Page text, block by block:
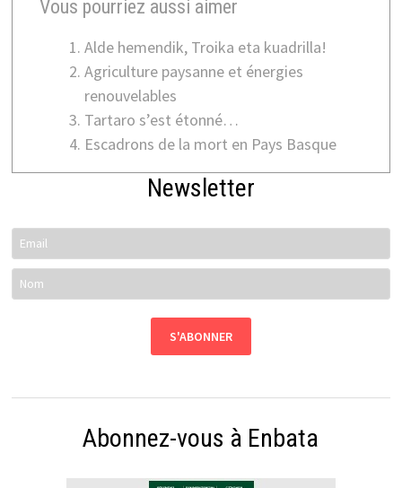
Vous pourriez aussi aimer
Alde hemendik, Troika eta kuadrilla!
Agriculture paysanne et énergies
renouvelables
Tartaro s’est étonné…
Escadrons de la mort en Pays Basque
Newsletter
Abonnez-vous à Enbata